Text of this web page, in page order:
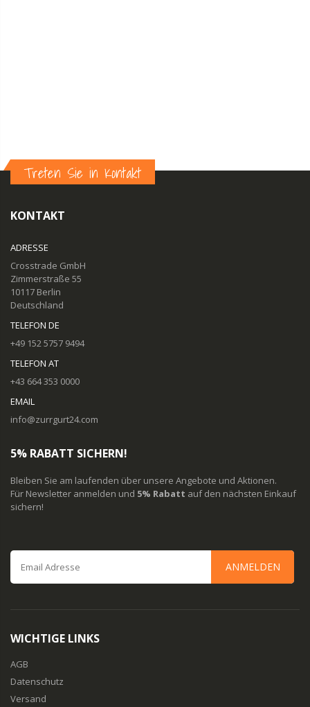
Treten Sie in Kontakt
KONTAKT
ADRESSE
Crosstrade GmbH
Zimmerstraße 55
10117 Berlin
Deutschland
TELEFON DE
+49 152 5757 9494
TELEFON AT
+43 664 353 0000
EMAIL
info@zurrgurt24.com
5% RABATT SICHERN!
Bleiben Sie am laufenden über unsere Angebote und Aktionen.
Für Newsletter anmelden und 5% Rabatt auf den nächsten Einkauf
sichern!
ANMELDEN
WICHTIGE LINKS
AGB
Datenschutz
Versand